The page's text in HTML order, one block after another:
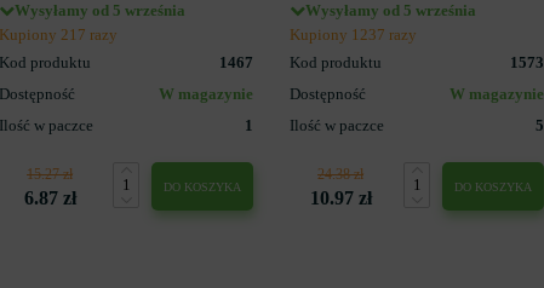
Wysyłamy od 5 września
Kupiony 217 razy
Kod produktu
1467
Dostępność
W magazynie
Ilość w paczce
1
15.27 zł
6.87 zł
DO KOSZYKA
Wysyłamy od 5 września
Kupiony 1237 razy
Kod produktu
1573
Dostępność
W magazynie
Ilość w paczce
5
24.38 zł
10.97 zł
DO KOSZYKA